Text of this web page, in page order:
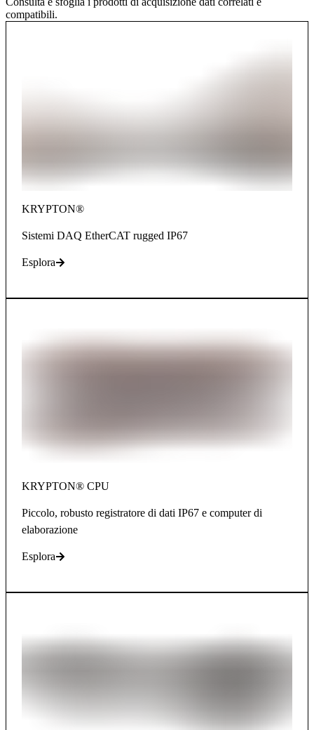
compatibili.
KRYPTON®
Sistemi DAQ EtherCAT rugged IP67
Esplora
KRYPTON® CPU
Piccolo, robusto registratore di dati IP67 e computer di
elaborazione
Esplora